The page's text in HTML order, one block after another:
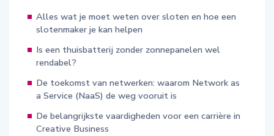
Alles wat je moet weten over sloten en hoe een
slotenmaker je kan helpen
Is een thuisbatterij zonder zonnepanelen wel
rendabel?
De toekomst van netwerken: waarom Network as
a Service (NaaS) de weg vooruit is
De belangrijkste vaardigheden voor een carrière in
Creative Business